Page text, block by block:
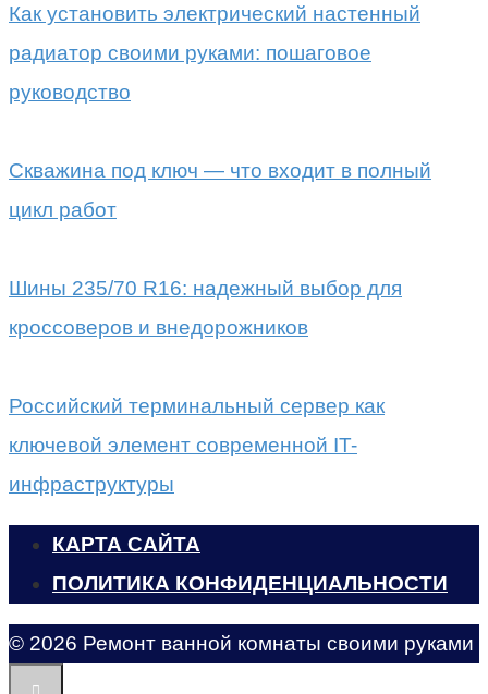
Как установить электрический настенный
радиатор своими руками: пошаговое
руководство
Скважина под ключ — что входит в полный
цикл работ
Шины 235/70 R16: надежный выбор для
кроссоверов и внедорожников
Российский терминальный сервер как
ключевой элемент современной IT-
инфраструктуры
КАРТА САЙТА
ПОЛИТИКА КОНФИДЕНЦИАЛЬНОСТИ
© 2026 Ремонт ванной комнаты своими руками